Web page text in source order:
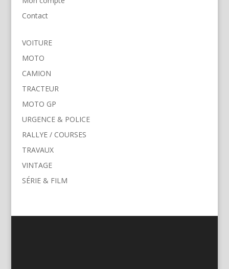
Contact
VOITURE
MOTO
CAMION
TRACTEUR
MOTO GP
URGENCE & POLICE
RALLYE / COURSES
TRAVAUX
VINTAGE
SÉRIE & FILM